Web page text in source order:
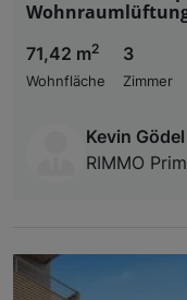
71,42 m2
Wohnfläche
3
Zimmer
Kevin Gödel
RIMMO